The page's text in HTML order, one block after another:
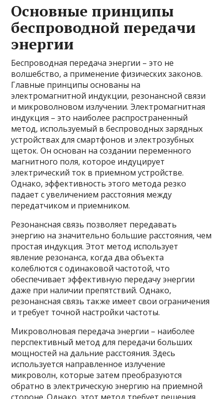
Основные принципы
беспроводной передачи
энергии
Беспроводная передача энергии – это не
волшебство, а применение физических законов.
Главные принципы основаны на
электромагнитной индукции, резонансной связи
и микроволновом излучении. Электромагнитная
индукция – это наиболее распространенный
метод, используемый в беспроводных зарядных
устройствах для смартфонов и электрозубных
щеток. Он основан на создании переменного
магнитного поля, которое индуцирует
электрический ток в приемном устройстве.
Однако, эффективность этого метода резко
падает с увеличением расстояния между
передатчиком и приемником.
Резонансная связь позволяет передавать
энергию на значительно большие расстояния, чем
простая индукция. Этот метод использует
явление резонанса, когда два объекта
колеблются с одинаковой частотой, что
обеспечивает эффективную передачу энергии
даже при наличии препятствий. Однако,
резонансная связь также имеет свои ограничения
и требует точной настройки частоты.
Микроволновая передача энергии – наиболее
перспективный метод для передачи больших
мощностей на дальние расстояния. Здесь
используется направленное излучение
микроволн, которые затем преобразуются
обратно в электрическую энергию на приемной